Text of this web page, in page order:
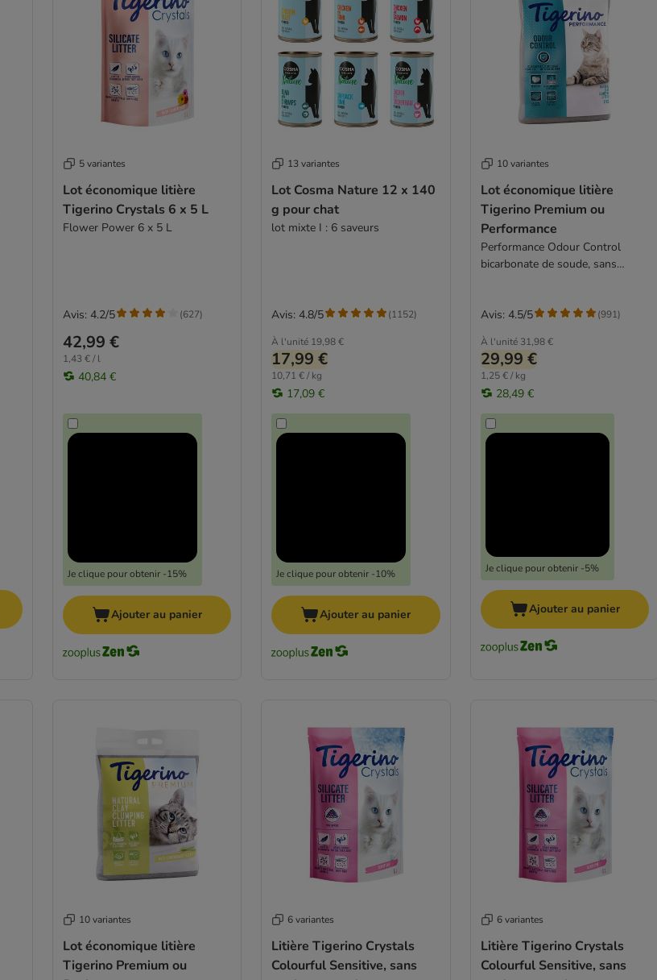
5 variantes
Lot économique litière
Tigerino Crystals 6 x 5 L
Flower Power 6 x 5 L
42,99 €
1,43 € / l
40,84 €
Je clique pour obtenir -15%
Avis: 4.2/5 (627)
Ajouter au panier
13 variantes
Lot Cosma Nature 12 x 140
g pour chat
lot mixte I : 6 saveurs
À l'unité 19,98 €
17,99 €
10,71 € / kg
17,09 €
Je clique pour obtenir -10%
Avis: 4.8/5 (1152)
Ajouter au panier
10 variantes
Lot économique litière
Tigerino Premium ou
Performance
Performance Odour Control
bicarbonate de soude, sans
À l'unité 31,98 €
29,99 €
1,25 € / kg
28,49 €
Je clique pour obtenir -5%
Avis: 4.5/5 (991)
Ajouter au panier
10 variantes
Lot économique litière
Tigerino Premium ou
6 variantes
Litière Tigerino Crystals
Colourful Sensitive, sans
6 variantes
Litière Tigerino Crystals
Colourful Sensitive, sans